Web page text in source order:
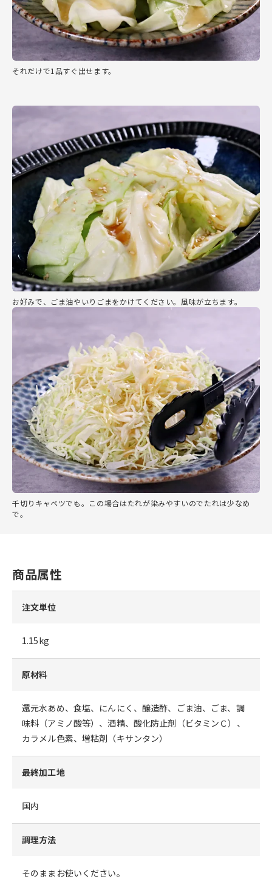
それだけで1品すぐ出せます。
お好みで、ごま油やいりごまをかけてください。風味が立ちます。
千切りキャベツでも。この場合はたれが染みやすいのでたれは少なめ
で。
商品属性
注文単位
1.15kg
原材料
還元水あめ、食塩、にんにく、醸造酢、ごま油、ごま、調
味料（アミノ酸等）、酒精、酸化防止剤（ビタミンＣ）、
カラメル色素、増粘剤（キサンタン）
最終加工地
国内
調理方法
そのままお使いください。